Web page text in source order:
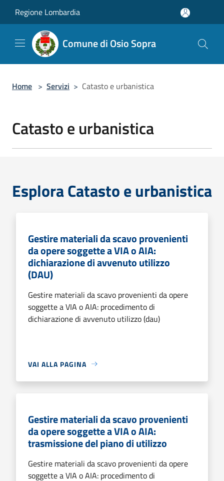
Regione Lombardia
Comune di Osio Sopra
Home > Servizi > Catasto e urbanistica
Catasto e urbanistica
Esplora Catasto e urbanistica
Gestire materiali da scavo provenienti
da opere soggette a VIA o AIA:
dichiarazione di avvenuto utilizzo
(DAU)
Gestire materiali da scavo provenienti da opere
soggette a VIA o AIA: procedimento di
dichiarazione di avvenuto utilizzo (dau)
VAI ALLA PAGINA
Gestire materiali da scavo provenienti
da opere soggette a VIA o AIA:
trasmissione del piano di utilizzo
Gestire materiali da scavo provenienti da opere
soggette a VIA o AIA: procedimento di